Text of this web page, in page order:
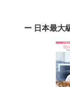
ー 日本最大